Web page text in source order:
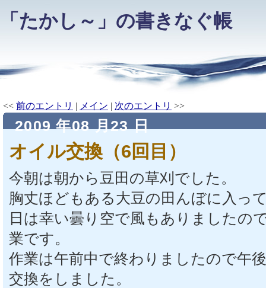
「たかし～」の書きなぐ帳
<< 前のエントリ | メイン | 次のエントリ >>
2009 年08 月23 日
オイル交換（6回目）
今朝は朝から豆田の草刈でした。
胸丈ほどもある大豆の田んぼに入っ
日は幸い曇り空で風もありましたの
業です。
作業は午前中で終わりましたので午
交換をしました。